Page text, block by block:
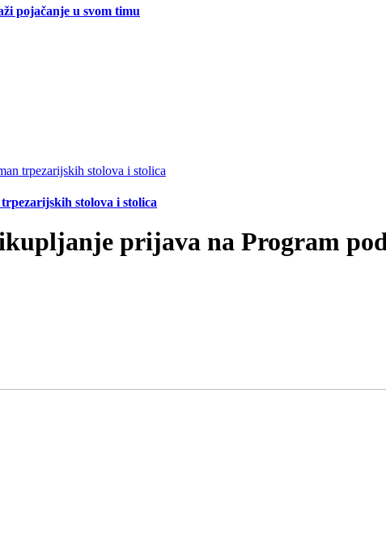
pojačanje u svom timu
stolova i stolica
prijava na Program